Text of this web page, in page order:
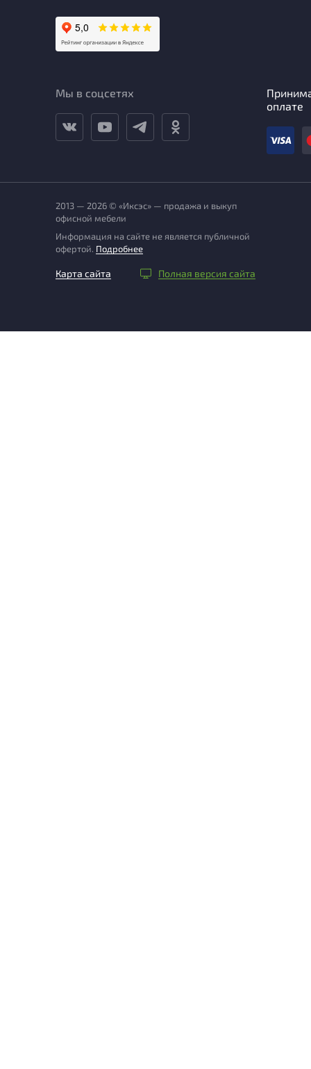
Мы в соцсетях
оплате
2013 — 2026 © «Иксэс» — продажа и выкуп
офисной мебели
Информация на сайте не является публичной
офертой. Подробнее
Карта сайта Полная версия сайта